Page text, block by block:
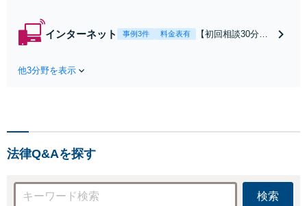
れたら、サインす
インターネット 事例3件 料金表有
【初回相談30分無
お店の風評被害対
応可：開示請求の
意見照会が来たと
他3分野を表示
法律Q&Aを探す
検索